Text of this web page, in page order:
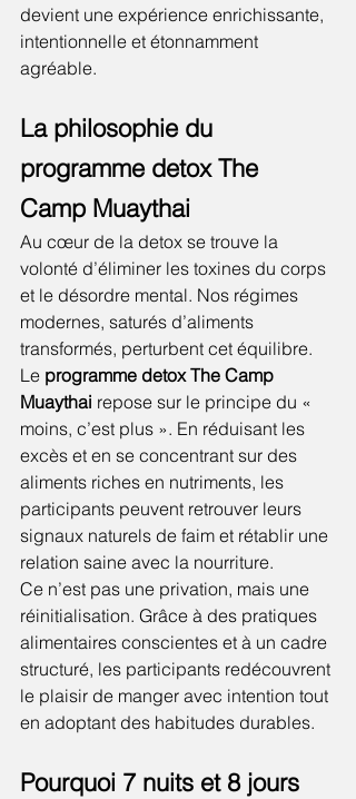
devient une expérience enrichissante,
intentionnelle et étonnamment
agréable.
La philosophie du
programme detox The
Camp Muaythai
Au cœur de la detox se trouve la
volonté d’éliminer les toxines du corps
et le désordre mental. Nos régimes
modernes, saturés d’aliments
transformés, perturbent cet équilibre.
Le programme detox The Camp
Muaythai repose sur le principe du «
moins, c’est plus ». En réduisant les
excès et en se concentrant sur des
aliments riches en nutriments, les
participants peuvent retrouver leurs
signaux naturels de faim et rétablir une
relation saine avec la nourriture.
Ce n’est pas une privation, mais une
réinitialisation. Grâce à des pratiques
alimentaires conscientes et à un cadre
structuré, les participants redécouvrent
le plaisir de manger avec intention tout
en adoptant des habitudes durables.
Pourquoi 7 nuits et 8 jours